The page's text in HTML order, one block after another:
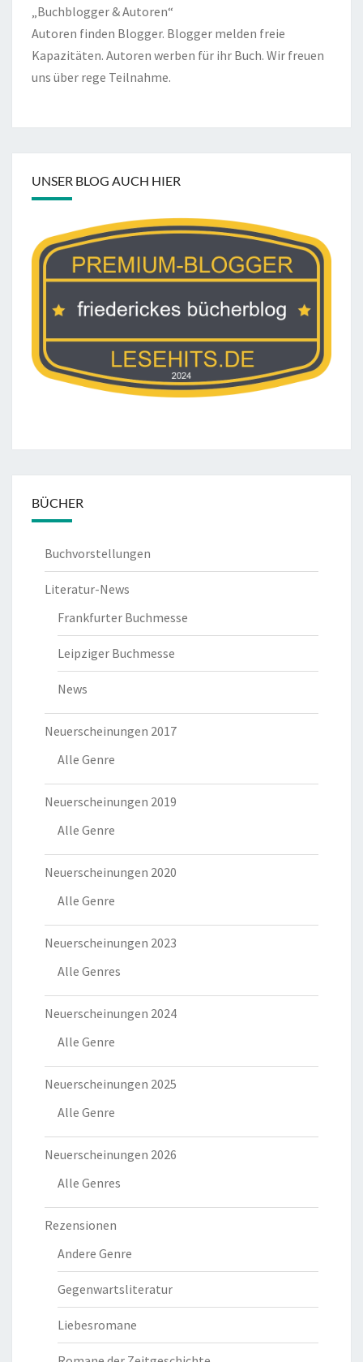
„Buchblogger & Autoren“
Autoren finden Blogger. Blogger melden freie
Kapazitäten. Autoren werben für ihr Buch. Wir freuen
uns über rege Teilnahme.
UNSER BLOG AUCH HIER
BÜCHER
Buchvorstellungen
Literatur-News
Frankfurter Buchmesse
Leipziger Buchmesse
News
Neuerscheinungen 2017
Alle Genre
Neuerscheinungen 2019
Alle Genre
Neuerscheinungen 2020
Alle Genre
Neuerscheinungen 2023
Alle Genres
Neuerscheinungen 2024
Alle Genre
Neuerscheinungen 2025
Alle Genre
Neuerscheinungen 2026
Alle Genres
Rezensionen
Andere Genre
Gegenwartsliteratur
Liebesromane